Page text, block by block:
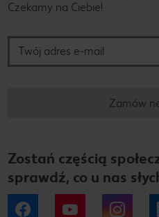
Czekamy na Ciebie!
Zamów
Zostań częścią
sprawdź, co u nas
Facebook YouTube